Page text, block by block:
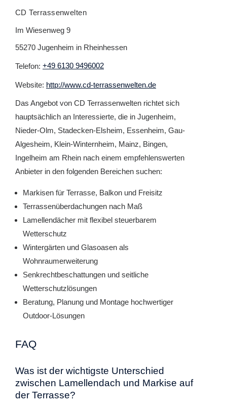
CD Terrassenwelten
Im Wiesenweg 9
55270 Jugenheim in Rheinhessen
Telefon: +49 6130 9496002
Website: http://www.cd-terrassenwelten.de
Das Angebot von CD Terrassenwelten richtet sich
hauptsächlich an Interessierte, die in Jugenheim,
Nieder-Olm, Stadecken-Elsheim, Essenheim, Gau-
Algesheim, Klein-Winternheim, Mainz, Bingen,
Ingelheim am Rhein nach einem empfehlenswerten
Anbieter in den folgenden Bereichen suchen:
Markisen für Terrasse, Balkon und Freisitz
Terrassenüberdachungen nach Maß
Lamellendächer mit flexibel steuerbarem
Wetterschutz
Wintergärten und Glasoasen als
Wohnraumerweiterung
Senkrechtbeschattungen und seitliche
Wetterschutzlösungen
Beratung, Planung und Montage hochwertiger
Outdoor-Lösungen
FAQ
Was ist der wichtigste Unterschied
zwischen Lamellendach und Markise auf
der Terrasse?